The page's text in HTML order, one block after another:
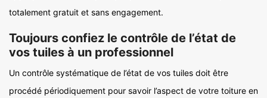
totalement gratuit et sans engagement.
Toujours confiez le contrôle de l’état de
vos tuiles à un professionnel
Un contrôle systématique de l’état de vos tuiles doit être
procédé périodiquement pour savoir l’aspect de votre toiture en